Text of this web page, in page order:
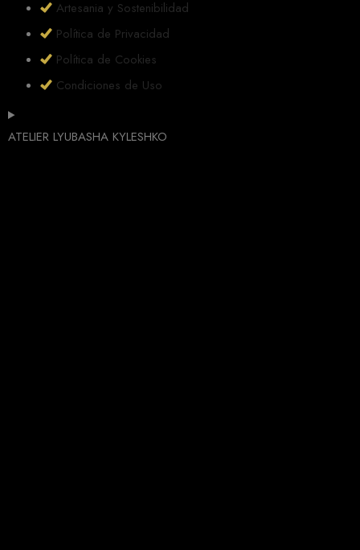
Artesania y Sostenibilidad
Política de Privacidad
Política de Cookies
Condiciones de Uso
ATELIER LYUBASHA KYLESHKO